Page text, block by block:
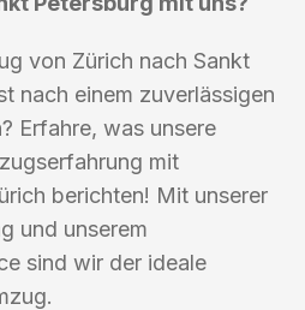
von Zürich nach Sankt
nach einem zuverlässigen
Erfahre, was unsere
mit
berichten! Mit unserer
und unserem
sind wir der ideale